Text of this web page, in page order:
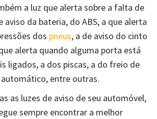
a luz que alerta sobre a falta de
aviso da bateria, do ABS, a que alerta
dos pneus, a de aviso do cinto
alerta quando alguma porta está
ligados, a dos piscas, a do freio de
entre outras.
as luzes de aviso de seu automóvel,
sempre encontrar a melhor